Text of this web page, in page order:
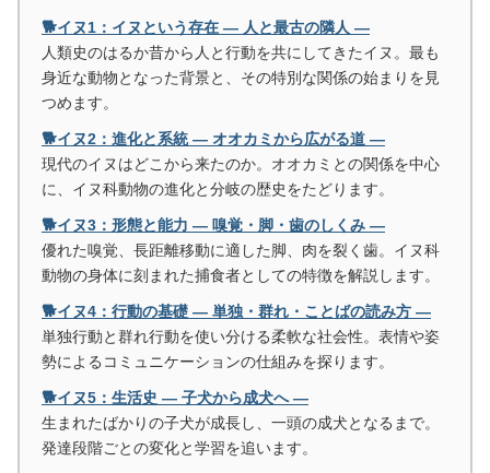
🐕イヌ1：イヌという存在 ― 人と最古の隣人 ―
人類史のはるか昔から人と行動を共にしてきたイヌ。最も
身近な動物となった背景と、その特別な関係の始まりを見
つめます。
🐕イヌ2：進化と系統 ― オオカミから広がる道 ―
現代のイヌはどこから来たのか。オオカミとの関係を中心
に、イヌ科動物の進化と分岐の歴史をたどります。
🐕イヌ3：形態と能力 ― 嗅覚・脚・歯のしくみ ―
優れた嗅覚、長距離移動に適した脚、肉を裂く歯。イヌ科
動物の身体に刻まれた捕食者としての特徴を解説します。
🐕イヌ4：行動の基礎 ― 単独・群れ・ことばの読み方 ―
単独行動と群れ行動を使い分ける柔軟な社会性。表情や姿
勢によるコミュニケーションの仕組みを探ります。
🐕イヌ5：生活史 ― 子犬から成犬へ ―
生まれたばかりの子犬が成長し、一頭の成犬となるまで。
発達段階ごとの変化と学習を追います。